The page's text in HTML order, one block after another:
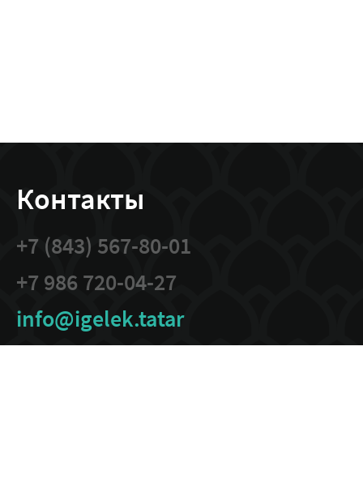
Контакты
+7 (843) 567-80-01
+7 986 720-04-27
info@igelek.tatar